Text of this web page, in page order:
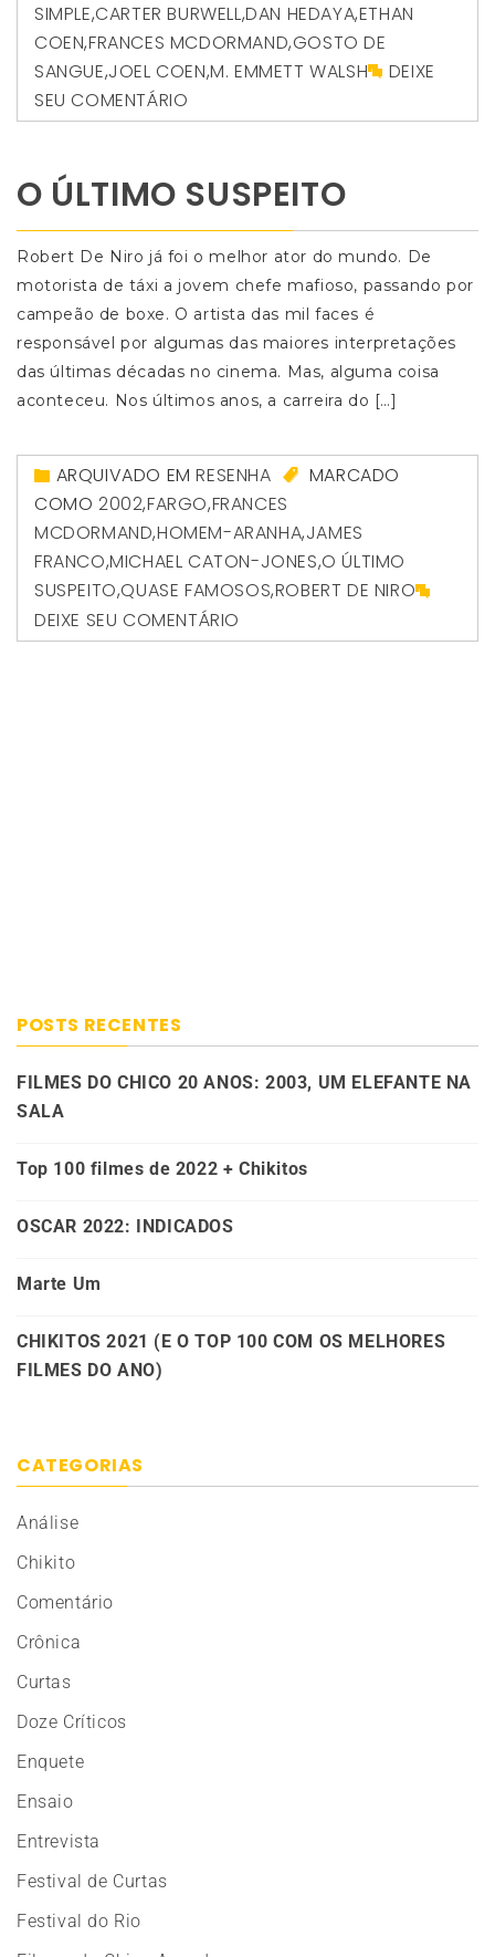
SIMPLE,CARTER BURWELL,DAN HEDAYA,ETHAN
COEN,FRANCES MCDORMAND,GOSTO DE
SANGUE,JOEL COEN,M. EMMETT WALSH
DEIXE
SEU COMENTÁRIO
O ÚLTIMO SUSPEITO
Robert De Niro já foi o melhor ator do mundo. De
motorista de táxi a jovem chefe mafioso, passando por
campeão de boxe. O artista das mil faces é
responsável por algumas das maiores interpretações
das últimas décadas no cinema. Mas, alguma coisa
aconteceu. Nos últimos anos, a carreira do […]
ARQUIVADO EMRESENHA
MARCADO
COMO 2002,FARGO,FRANCES
MCDORMAND,HOMEM-ARANHA,JAMES
FRANCO,MICHAEL CATON-JONES,O ÚLTIMO
SUSPEITO,QUASE FAMOSOS,ROBERT DE NIRO
DEIXE SEU COMENTÁRIO
POSTS RECENTES
FILMES DO CHICO 20 ANOS: 2003, UM ELEFANTE NA
SALA
Top 100 filmes de 2022 + Chikitos
OSCAR 2022: INDICADOS
Marte Um
CHIKITOS 2021 (E O TOP 100 COM OS MELHORES
FILMES DO ANO)
CATEGORIAS
Análise
Chikito
Comentário
Crônica
Curtas
Doze Críticos
Enquete
Ensaio
Entrevista
Festival de Curtas
Festival do Rio